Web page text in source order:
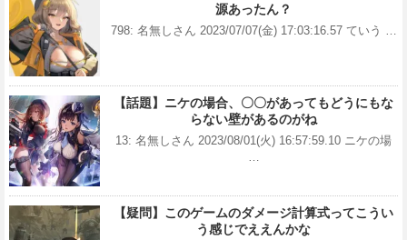
源あったん？
798: 名無しさん 2023/07/07(金) 17:03:16.57 ていう …
【話題】ニケの場合、〇〇があってもどうにもな
らない壁があるのがね
13: 名無しさん 2023/08/01(火) 16:57:59.10 ニケの場
…
【疑問】このゲームのダメージ計算式ってこうい
う感じでええんかな